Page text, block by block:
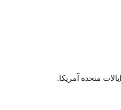
متحده آمریکا.